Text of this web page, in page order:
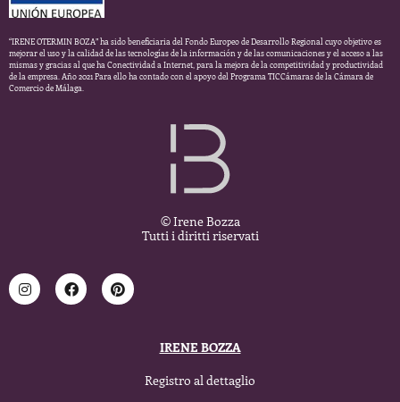
“IRENE OTERMIN BOZA” ha sido beneficiaria del Fondo Europeo de Desarrollo Regional cuyo objetivo es
mejorar el uso y la calidad de las tecnologías de la información y de las comunicaciones y el acceso a las
mismas y gracias al que ha Conectividad a Internet, para la mejora de la competitividad y productividad
de la empresa. Año 2021 Para ello ha contado con el apoyo del Programa TICCámaras de la Cámara de
Comercio de Málaga.
© Irene Bozza
Tutti i diritti riservati
IRENE BOZZA
Registro al dettaglio